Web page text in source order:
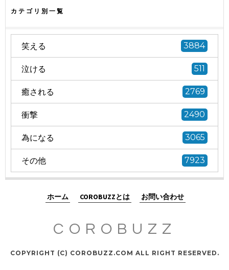
カテゴリ別一覧
笑える 3884
泣ける 511
癒される 2769
衝撃 2490
為になる 3065
その他 7923
ホーム COROBUZZとは お問い合わせ
COROBUZZ
COPYRIGHT (C) COROBUZZ.COM ALL RIGHT RESERVED.